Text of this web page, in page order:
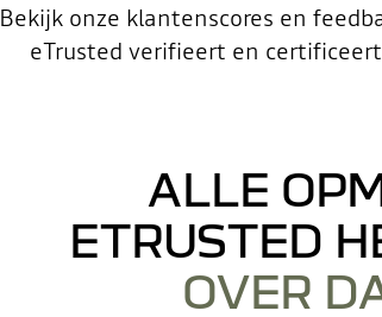
Bekijk onze klantenscores en
eTrusted verifieert en
ALLE
ETRUSTED
OVER